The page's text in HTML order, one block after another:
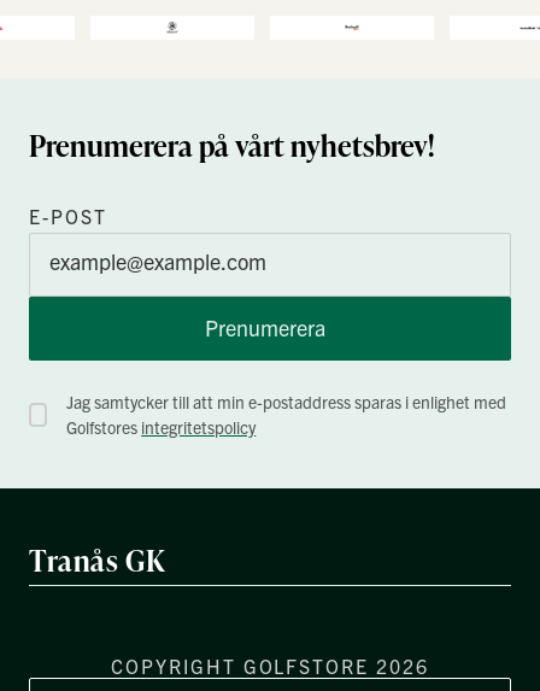
Prenumerera på vårt nyhetsbrev!
E-POST
Prenumerera
Jag samtycker till att min e-postaddress sparas i enlighet med
Golfstores integritetspolicy
Tranås GK
COPYRIGHT GOLFSTORE 2026